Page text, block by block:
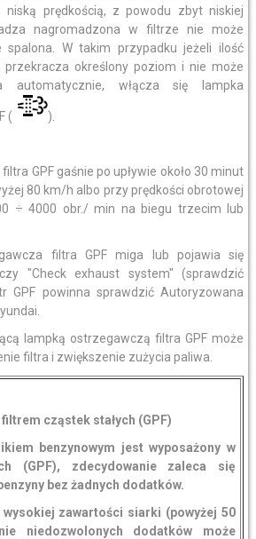
prędkością, z powodu zbyt niskiej
nagromadzona w filtrze nie może
spalona. W takim przypadku jeżeli ilość
przekracza określony poziom i nie może
automatycznie, włącza się lampka
( ).
GPF gaśnie po upływie około 30 minut
80 km/h albo przy prędkości obrotowej
÷ 4000 obr./ min na biegu trzecim lub
filtra GPF miga lub pojawia się
"Check exhaust system" (sprawdzić
GPF powinna sprawdzić Autoryzowana
lampką ostrzegawczą filtra GPF może
filtra i zwiększenie zużycia paliwa.
cząstek stałych (GPF)
benzynowym jest wyposażony w
(GPF), zdecydowanie zaleca się
bez żadnych dodatków.
wysokiej zawartości siarki (powyżej 50
niedozwolonych dodatków może